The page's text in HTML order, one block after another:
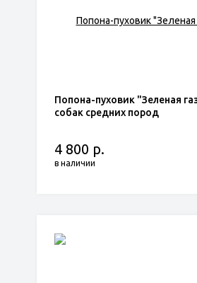
Попона-пуховик "Зеленая
собак средних пород
4 800 р.
в наличии